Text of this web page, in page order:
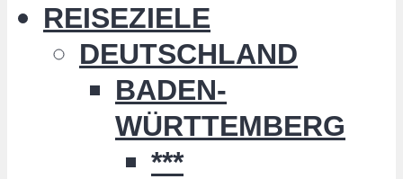
REISEZIELE
DEUTSCHLAND
BADEN-
WÜRTTEMBERG
***